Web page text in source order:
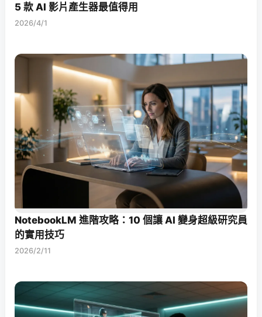
5 款 AI 影片產生器最值得用
2026/4/1
NotebookLM 進階攻略：10 個讓 AI 變身超級研究員
的實用技巧
2026/2/11